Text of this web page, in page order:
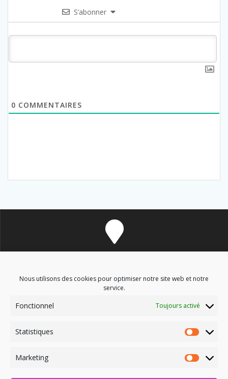
Nous utilisons des cookies pour optimiser notre site web et notre
service.
Fonctionnel Toujours activé
Statistiques
Marketing
S’abonner
0 COMMENTAIRES